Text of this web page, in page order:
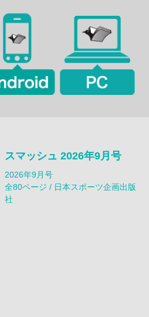
スマッシュ 2026年9月号
2026年9月号
全80ページ / 日本スポーツ企画出版
社